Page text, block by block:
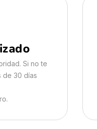
Si no te
de 30 días